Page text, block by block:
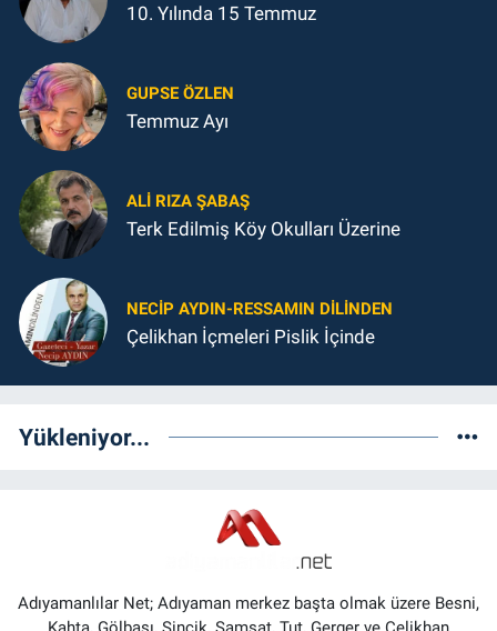
10. Yılında 15 Temmuz
GUPSE ÖZLEN
Temmuz Ayı
ALI RIZA ŞABAŞ
Terk Edilmiş Köy Okulları Üzerine
NECIP AYDIN-RESSAMIN DILINDEN
Çelikhan İçmeleri Pislik İçinde
Yükleniyor...
Adıyamanlılar Net; Adıyaman merkez başta olmak üzere Besni,